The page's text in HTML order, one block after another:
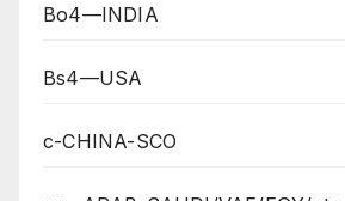
Bo4—INDIA
Bs4—USA
c-CHINA-SCO